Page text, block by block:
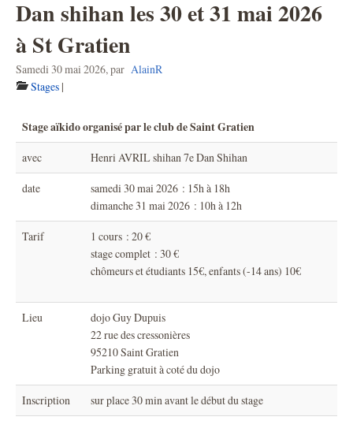
Inscription DAN en ligne
Dan shihan les 30 et 31 mai 2026
à St Gratien
Samedi 30 mai 2026,par AlainR
Stages |
Stage aïkido organisé par le club de Saint Gratien
avec Henri AVRIL shihan 7e Dan Shihan
date
samedi 30 mai 2026 : 15h à 18h
dimanche 31 mai 2026 : 10h à 12h
Tarif
1 cours : 20 €
stage complet : 30 €
chômeurs et étudiants 15€, enfants (-14 ans) 10€
Lieu
dojo Guy Dupuis
22 rue des cressonières
95210 Saint Gratien
Parking gratuit à coté du dojo
Inscription sur place 30 min avant le début du stage